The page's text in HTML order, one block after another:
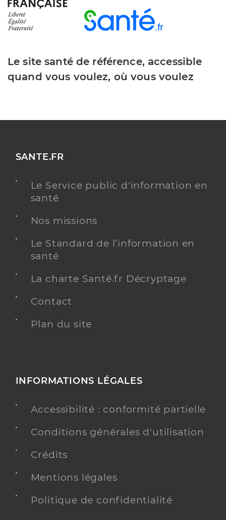
Le site santé de référence, accessible
quand vous voulez, où vous voulez
SANTE.FR
Le Service public d'information en
santé
Nos missions
Le Standard de l’information en
santé
La charte Santé.fr Décryptage
Contact
Plan du site
INFORMATIONS LÉGALES
Accessibilité : conformité partielle
Conditions générales d'utilisation
Crédits
Mentions légales
Politique de confidentialité